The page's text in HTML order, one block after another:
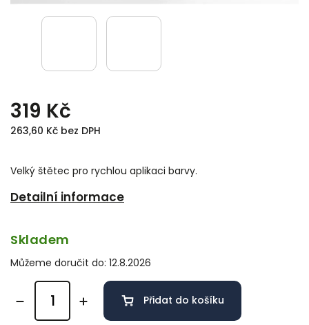
319 Kč
263,60 Kč bez DPH
Velký štětec pro rychlou aplikaci barvy.
Detailní informace
Skladem
Můžeme doručit do: 12.8.2026
Přidat do košíku